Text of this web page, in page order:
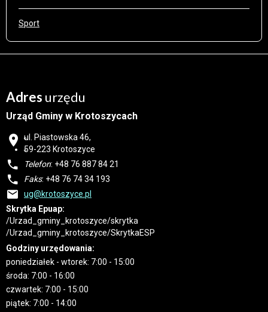
Sport
Adres urzędu
Urząd Gminy w Krotoszycach
ul. Piastowska 46,
59-223 Krotoszyce
Telefon: +48 76 887 84 21
Faks: +48 76 74 34 193
ug@krotoszyce.pl
Skrytka Epuap:
/Urzad_gminy_krotoszyce/skrytka
/Urzad_gminy_krotoszyce/SkrytkaESP
Godziny urzędowania:
poniedziałek - wtorek: 7:00 - 15:00
środa: 7:00 - 16:00
czwartek: 7:00 - 15:00
piątek: 7:00 - 14:00